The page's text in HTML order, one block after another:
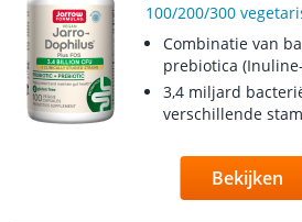
100/200/300
Combinatie van
prebiotica
3,4 miljard
verschillende
Bekijken